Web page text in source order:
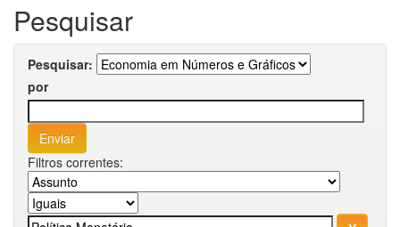
Pesquisar
Pesquisar:
por
Filtros correntes: